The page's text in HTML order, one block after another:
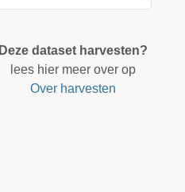
Deze dataset harvesten?
lees hier meer over op
Over harvesten